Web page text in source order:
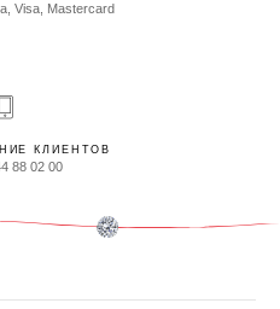
Visa, Mastercard
КЛИЕНТОВ
88 02 00